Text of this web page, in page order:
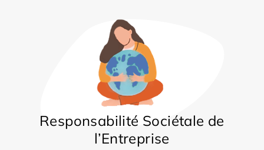
Responsabilité Sociétale de
l’Entreprise